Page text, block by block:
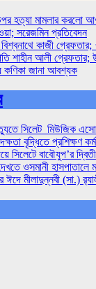
হত্যা মামলার করলো
সরেজমিন প্রতিবেদন
বিশ্বনাথে কাজী
শাহীন আলী গ্রেফতার;
কণিকা জানা আবশ্যক
সিলেট মিউজিক
বৃদ্ধিতে প্রশিক্ষণ
সিলেটে বাবৌযুপ’র
ওসমানী হাসপাতালে
ঈদে মীলাদুন্নবী (সা.)